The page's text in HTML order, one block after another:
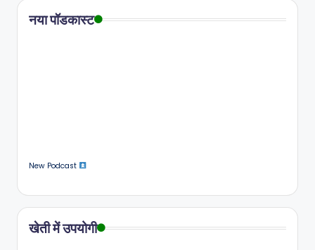
नया पॉडकास्ट
New Podcast
खेती में उपयोगी